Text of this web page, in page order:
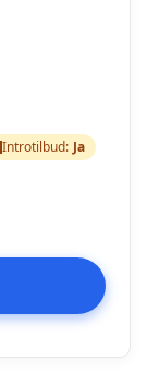
Introtilbud: Ja